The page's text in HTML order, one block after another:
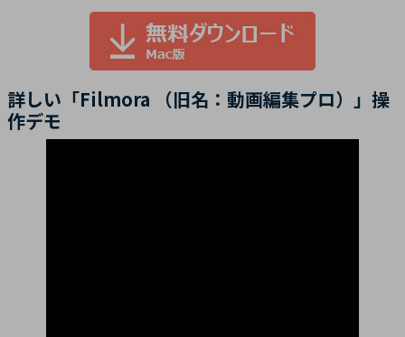
詳しい「Filmora （旧名：動画編集プロ）」操
作デモ